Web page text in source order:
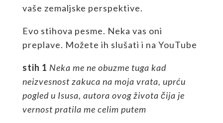
vaše zemaljske perspektive.
Evo stihova pesme. Neka vas oni
preplave. Možete ih slušati i na YouTube
stih 1 Neka me ne obuzme tuga kad
neizvesnost zakuca na moja vrata, uprću
pogled u Isusa, autora ovog života čija je
vernostpratila me celim putem